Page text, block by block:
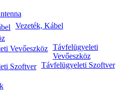
Vezeték, Kábel
Távfelügyeleti
Vevőeszköz
Távfelügyeleti Szoftver